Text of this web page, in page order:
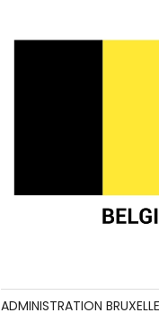
ADMINISTRATION